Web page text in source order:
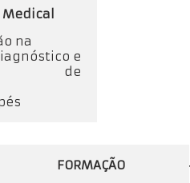
na
e
de
FORMAÇÃO